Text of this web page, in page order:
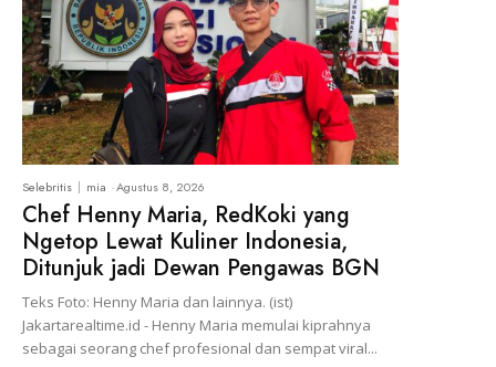
Selebritis mia -Agustus 8, 2026
Chef Henny Maria, RedKoki yang
Ngetop Lewat Kuliner Indonesia,
Ditunjuk jadi Dewan Pengawas BGN
Teks Foto: Henny Maria dan lainnya. (ist)
Jakartarealtime.id - Henny Maria memulai kiprahnya
sebagai seorang chef profesional dan sempat viral...